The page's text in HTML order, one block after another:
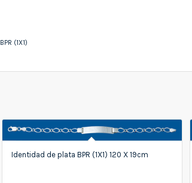
BPR (1X1)
Identidad de plata BPR (1X1) 120 X 19cm